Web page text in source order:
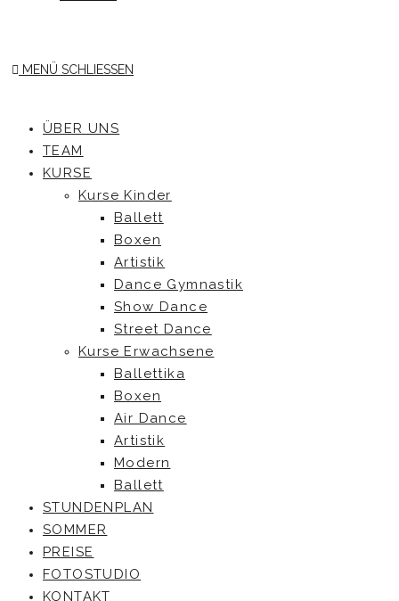
MENÜ SCHLIESSEN
ÜBER UNS
TEAM
KURSE
Kurse Kinder
Ballett
Boxen
Artistik
Dance Gymnastik
Show Dance
Street Dance
Kurse Erwachsene
Ballettika
Boxen
Air Dance
Artistik
Modern
Ballett
STUNDENPLAN
SOMMER
PREISE
FOTOSTUDIO
KONTAKT